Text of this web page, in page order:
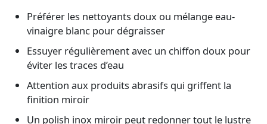
Préférer les nettoyants doux ou mélange eau-
vinaigre blanc pour dégraisser
Essuyer régulièrement avec un chiffon doux pour
éviter les traces d’eau
Attention aux produits abrasifs qui griffent la
finition miroir
Un polish inox miroir peut redonner tout le lustre